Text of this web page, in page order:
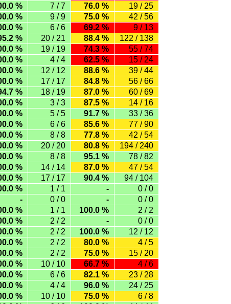
% 7 / 7 76.0 % 19 / 25
% 9 / 9 75.0 % 42 / 56
% 6 / 6 69.2 % 9 / 13
% 20 / 21 88.4 % 122 / 138
% 19 / 19 74.3 % 55 / 74
% 4 / 4 62.5 % 15 / 24
% 12 / 12 88.6 % 39 / 44
% 17 / 17 84.8 % 56 / 66
% 18 / 19 87.0 % 60 / 69
% 3 / 3 87.5 % 14 / 16
% 5 / 5 91.7 % 33 / 36
% 6 / 6 85.6 % 77 / 90
% 8 / 8 77.8 % 42 / 54
% 20 / 20 80.8 % 194 / 240
% 8 / 8 95.1 % 78 / 82
% 14 / 14 87.0 % 47 / 54
% 17 / 17 90.4 % 94 / 104
% 1 / 1 - 0 / 0
- 0 / 0 - 0 / 0
% 1 / 1 100.0 % 2 / 2
% 2 / 2 - 0 / 0
% 2 / 2 100.0 % 12 / 12
% 2 / 2 80.0 % 4 / 5
% 2 / 2 75.0 % 15 / 20
% 10 / 10 66.7 % 4 / 6
% 6 / 6 82.1 % 23 / 28
% 4 / 4 96.0 % 24 / 25
% 10 / 10 75.0 % 6 / 8